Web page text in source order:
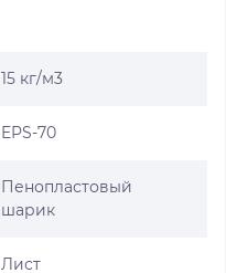
15 кг/м3
EPS-70
Пенопластовый
шарик
Лист